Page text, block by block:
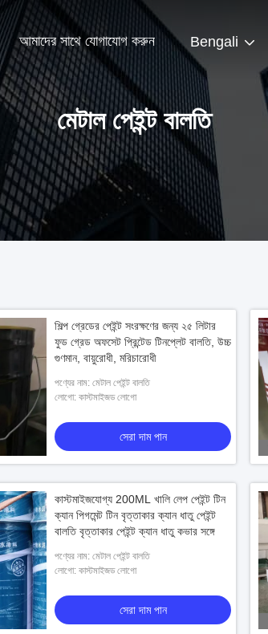
আমাদের সাথে যোগাযোগ করুন Bengali
মেটাল পেইন্ট বালতি
শিল্প গ্রেডের পেইন্ট সংরক্ষণের জন্য ২৫ লিটার
ফুড গ্রেড অফসেট প্রিন্টেড টিনপ্লেট বালতি, উচ্চ
গুণমান, বায়ুরোধী, মরিচারোধী
পণ্যের নাম: মেটাল পেইন্ট বালতি
লোগো: কাস্টমাইজড লোগো
সেরা দাম পান
কাস্টমাইজযোগ্য 200ML খালি লেপ পেইন্ট টিন
ক্যান পিগমেন্ট টিন বৃত্তাকার ক্যান ধাতু পেইন্ট
বালতি বৃত্তাকার পেইন্ট ক্যান ধাতু কভার সঙ্গে
পণ্যের নাম: মেটাল পেইন্ট বালতি
লোগো: কাস্টমাইজড লোগো
সেরা দাম পান